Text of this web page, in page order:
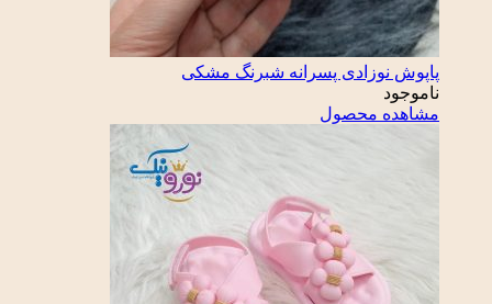
پاپوش نوزادی پسرانه شبرنگ مشکی
ناموجود
مشاهده محصول